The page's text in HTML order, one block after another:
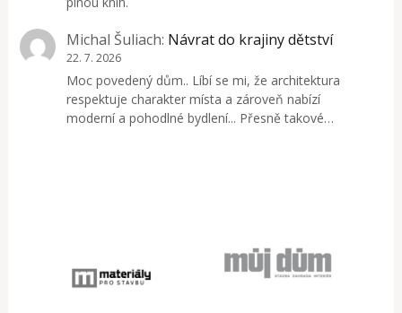
Michal Šuliach: Návrat do krajiny dětství
22. 7. 2026
Moc povedený dům.. Líbí se mi, že architektura
respektuje charakter místa a zároveň nabízí
moderní a pohodlné bydlení... Přesně takové…